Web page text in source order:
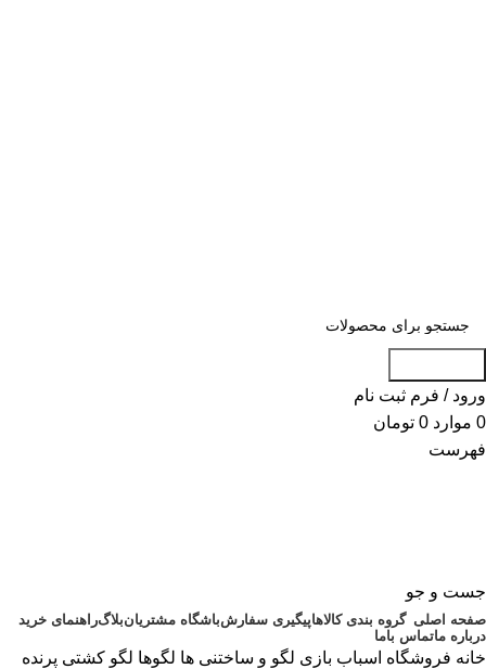
ورود / فرم ثبت نام
0 موارد 0 تومان
فهرست
جست و جو
صفحه اصلی گروه بندی کالاهاپیگیری سفارشباشگاه مشتریانبلاگراهنمای خرید
درباره ماتماس باما
خانه فروشگاه اسباب بازی لگو و ساختنی ها لگوها لگو کشتی پرنده